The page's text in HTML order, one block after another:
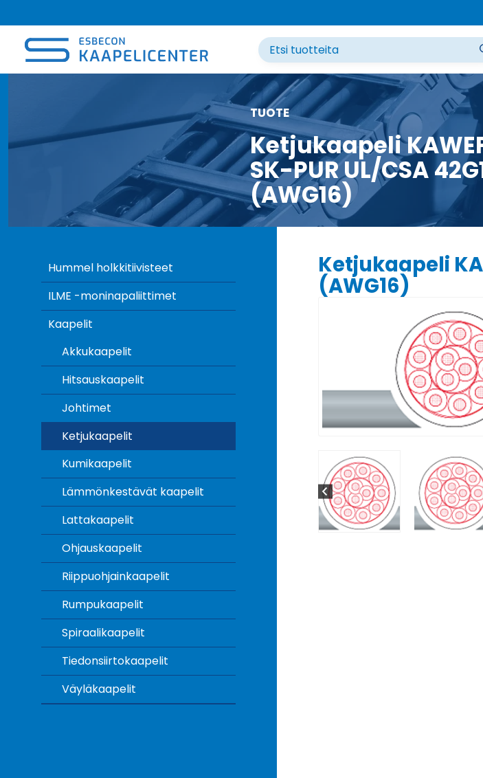
sisältöön
TUOTE
Ketjukaapeli
SK-PUR UL/CSA
(AWG16)
Hummel holkkitiivisteet
ILME -moninapaliittimet
Kaapelit
Akkukaapelit
Hitsauskaapelit
Johtimet
Ketjukaapelit
Kumikaapelit
Lämmönkestävät kaapelit
Lattakaapelit
Ohjauskaapelit
Riippuohjainkaapelit
Rumpukaapelit
Spiraalikaapelit
Tiedonsiirtokaapelit
Väyläkaapelit
Ketjukaapeli
(AWG16)